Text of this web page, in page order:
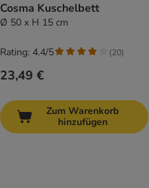
Cosma Kuschelbett
Ø 50 x H 15 cm
23,49 €
Rating: 4.4/5 (20)
Zum Warenkorb
hinzufügen